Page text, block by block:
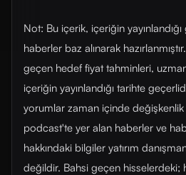
Not: Bu içerik, içeriğin
haberler baz alınarak
geçen hedef fiyat tahminleri,
içeriğin yayınlandığı tarihte
yorumlar zaman içinde
podcast'te yer alan haberler ve
hakkındaki bilgiler yatırım
değildir. Bahsi geçen hisselerdeki;